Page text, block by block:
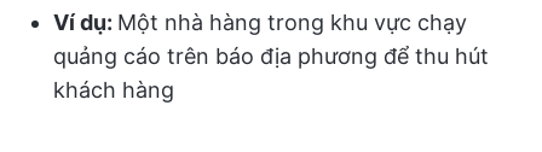
Ví dụ: Một nhà hàng trong khu vực chạy
quảng cáo trên báo địa phương để thu hút
khách hàng